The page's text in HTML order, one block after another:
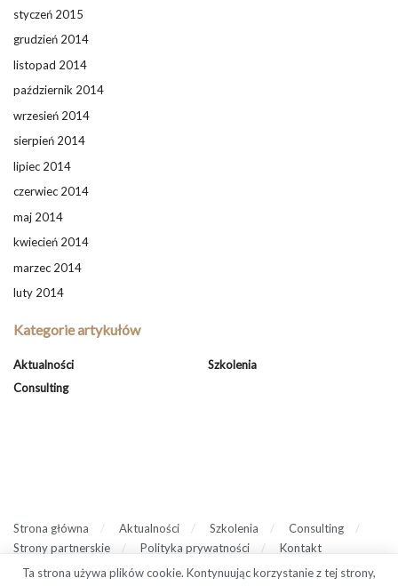
styczeń 2015
grudzień 2014
listopad 2014
październik 2014
wrzesień 2014
sierpień 2014
lipiec 2014
czerwiec 2014
maj 2014
kwiecień 2014
marzec 2014
luty 2014
Kategorie artykułów
Aktualności
Consulting
Szkolenia
Strona główna Aktualności Szkolenia
Consulting
Strony partnerskie
Polityka prywatności
Kontakt
Ta strona używa plików cookie. Kontynuując korzystanie z tej strony,